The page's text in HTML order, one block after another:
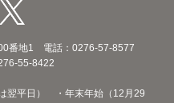
番地1 電話：0276-57-8577
55-8422
翌平日） ・年末年始（12月29